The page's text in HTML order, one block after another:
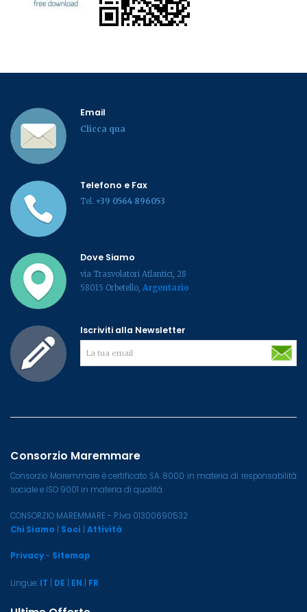
Email
Clicca qua
Telefono e Fax
Tel. +39 0564 896053
Dove Siamo
via Trasvolatori Atlantici, 28
58015 Orbetello, Argentario
Iscriviti alla Newsletter
Consorzio Maremmare
Consorzio Maremmare è certificato SA 8000 in materia di responsabilità
sociale e ISO 9001 in materia di qualità.
CONSORZIO MAREMMARE - P.Iva 01300690532
Chi Siamo
Soci Attività
Privacy- Sitemap
Lingue: IT DE EN FR